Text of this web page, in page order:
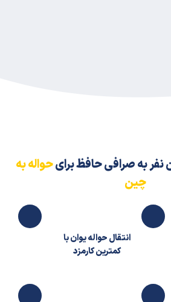
به صرافی حافظ برایحواله به
چین
انتقال حواله یوان با
کمترین کارمزد